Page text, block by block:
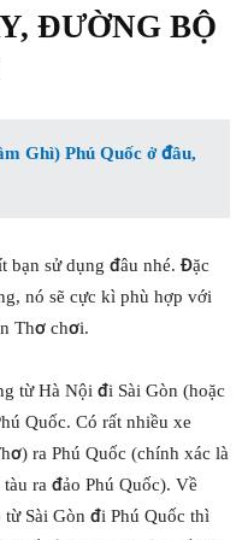
ĐƯỜNG BỘ
Ghì) Phú Quốc ở đâu,
sử dụng đâu nhé. Đặc
nó sẽ cực kì phù hợp với
Thơ chơi.
từ Hà Nội đi Sài Gòn (hoặc
Quốc. Có rất nhiều xe
ra Phú Quốc (chính xác là
ra đảo Phú Quốc). Về
Sài Gòn đi Phú Quốc thì